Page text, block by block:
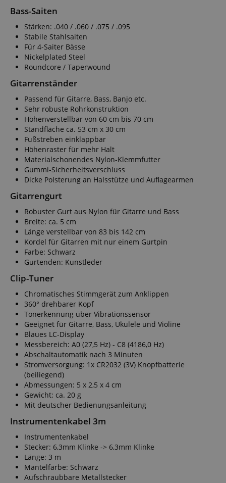
Bass-Saiten
Stärken: .040 / .060 / .075 / .095
Stabile Stahlsaiten
Für 4-Saiter Bässe
Nickelplated Steel
Roundcore / Taperwound
Gitarrenständer
Passend für Gitarre, Bass, Banjo etc.
Sehr robuste Rohrkonstruktion
Höhenverstellbar von 60 cm bis 70 cm
Standfläche ca. 53 cm x 30 cm
Fußstreben einklappbar
Höhenraster für mehr Halt
Materialschonendes Nylon-Klemmfutter
Gummi-Sicherheitsverschluss
Dicke Polsterung an Halsstütze und Auflagearmen
Gitarrengurt
Robuster Gurt aus Nylon für Gitarre und Bass
Breite: ca. 5 cm
Länge verstellbar von 83 bis 142 cm
Kordel für Gitarren mit nur einem Gurtpin
Farbe: Schwarz
Gurtenden: Kunstleder
Clip-Tuner
Chromatisches Stimmgerät zum Anklippen
360° drehbarer Kopf
Tonerkennung über Vibrationssensor
Geeignet für Gitarre, Bass, Ukulele und Violine
Blaues LC-Display
Messbereich: A0 (27,5 Hz) - C8 (4186,0 Hz)
Abschaltautomatik nach 3 Minuten
Stromversorgung: 1x CR2032 (3V) Knopfbatterie
(beiliegend)
Abmessungen: 5 x 2,5 x 4 cm
Gewicht: ca. 20 g
Mit deutscher Bedienungsanleitung
Instrumentenkabel 3m
Instrumentenkabel
Stecker: 6,3mm Klinke -> 6,3mm Klinke
Länge: 3 m
Mantelfarbe: Schwarz
Aufschraubbare Metallstecker